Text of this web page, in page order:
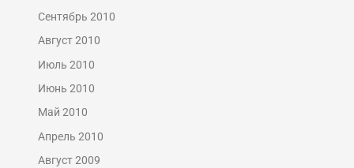
Сентябрь 2010
Август 2010
Июль 2010
Июнь 2010
Май 2010
Апрель 2010
Август 2009